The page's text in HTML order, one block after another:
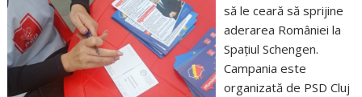
să le ceară să sprijine
aderarea României la
Spațiul Schengen.
Campania este
organizată de PSD Cluj